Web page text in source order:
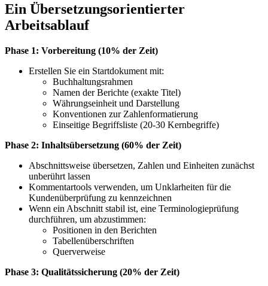
Ein Übersetzungsorientierter
Arbeitsablauf
Phase 1: Vorbereitung (10% der Zeit)
Erstellen Sie ein Startdokument mit:
Buchhaltungsrahmen
Namen der Berichte (exakte Titel)
Währungseinheit und Darstellung
Konventionen zur Zahlenformatierung
Einseitige Begriffsliste (20-30 Kernbegriffe)
Phase 2: Inhaltsübersetzung (60% der Zeit)
Abschnittsweise übersetzen, Zahlen und Einheiten zunächst
unberührt lassen
Kommentartools verwenden, um Unklarheiten für die
Kundenüberprüfung zu kennzeichnen
Wenn ein Abschnitt stabil ist, eine Terminologieprüfung
durchführen, um abzustimmen:
Positionen in den Berichten
Tabellenüberschriften
Querverweise
Phase 3: Qualitätssicherung (20% der Zeit)